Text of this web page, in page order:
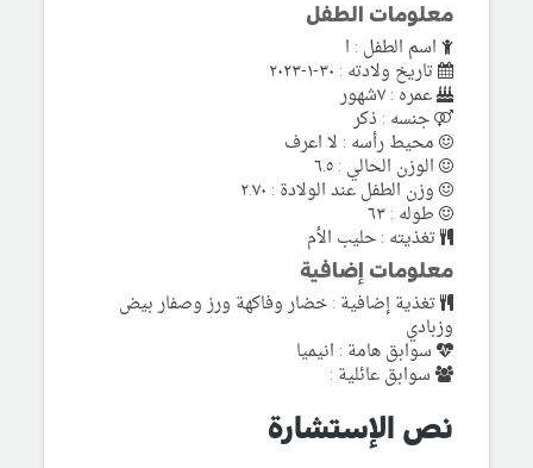
معلومات الطفل
اسم الطفل : ا
تاريخ ولادته : ٣٠-١-٢٠٢٣
عمره : ٧شهور
جنسه : ذكر
محيط رأسه : لا اعرف
الوزن الحالي : ٦.٥
وزن الطفل عند الولادة : ٢.٧٠
طوله : ٦٣
تغذيته : حليب الأم
معلومات إضافية
تغذية إضافية : خضار وفاكهة ورز وصفار بيض
وزبادي
سوابق هامة : انيميا
سوابق عائلية :
نص الإستشارة